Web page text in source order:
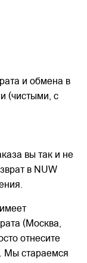
и обмена в
(чистыми, с
вы так и не
в NUW
(Москва,
отнесите
Мы стараемся